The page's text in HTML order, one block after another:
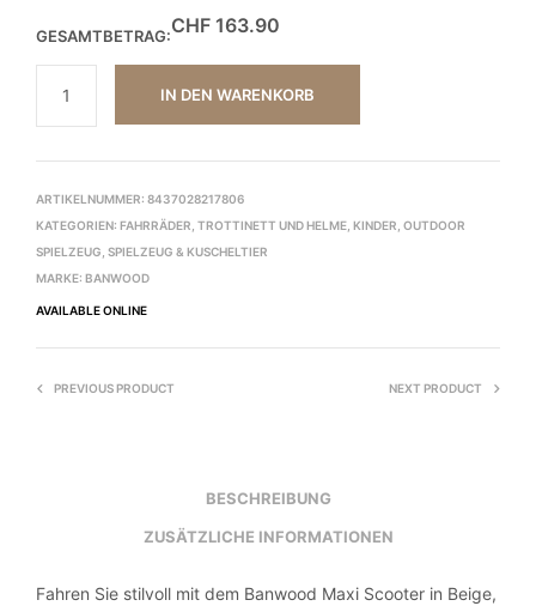
GESAMTBETRAG:CHF 163.90
IN DEN WARENKORB
ARTIKELNUMMER: 8437028217806
KATEGORIEN: FAHRRÄDER, TROTTINETT UND HELME KINDER OUTDOOR
SPIELZEUG SPIELZEUG & KUSCHELTIER
MARKE: BANWOOD
AVAILABLE ONLINE
PREVIOUS PRODUCT NEXT PRODUCT
BESCHREIBUNG
ZUSÄTZLICHE INFORMATIONEN
Fahren Sie stilvoll mit dem Banwood Maxi Scooter in Beige,